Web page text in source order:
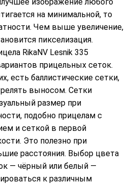
изображение любого
на минимальной, то
Чем выше увеличение,
пикселизация.
RikaNV Lesnik 335
прицельных сеток.
есть баллистические сетки,
выносом. Сетки
размер при
подобно прицелам с
и сеткой в первой
Это полезно при
расстояния. Выбор цвета
— чёрный или белый —
к различным